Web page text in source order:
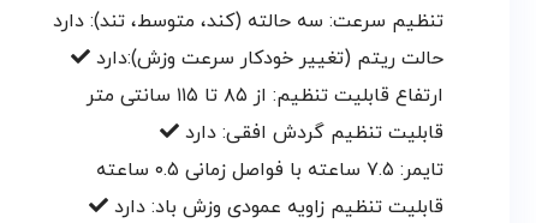
تنظیم سرعت: سه حالته (کند، متوسط، تند): دارد
حالت ریتم (تغییر خودکار سرعت وزش):دارد
ارتفاع قابلیت تنظیم: از ۸۵ تا ۱۱۵ سانتی متر
قابلیت تنظیم گردش افقی: دارد
تایمر: ۷.۵ ساعته با فواصل زمانی ۰.۵ ساعته
قابلیت تنظیم زاویه عمودی وزش باد: دارد